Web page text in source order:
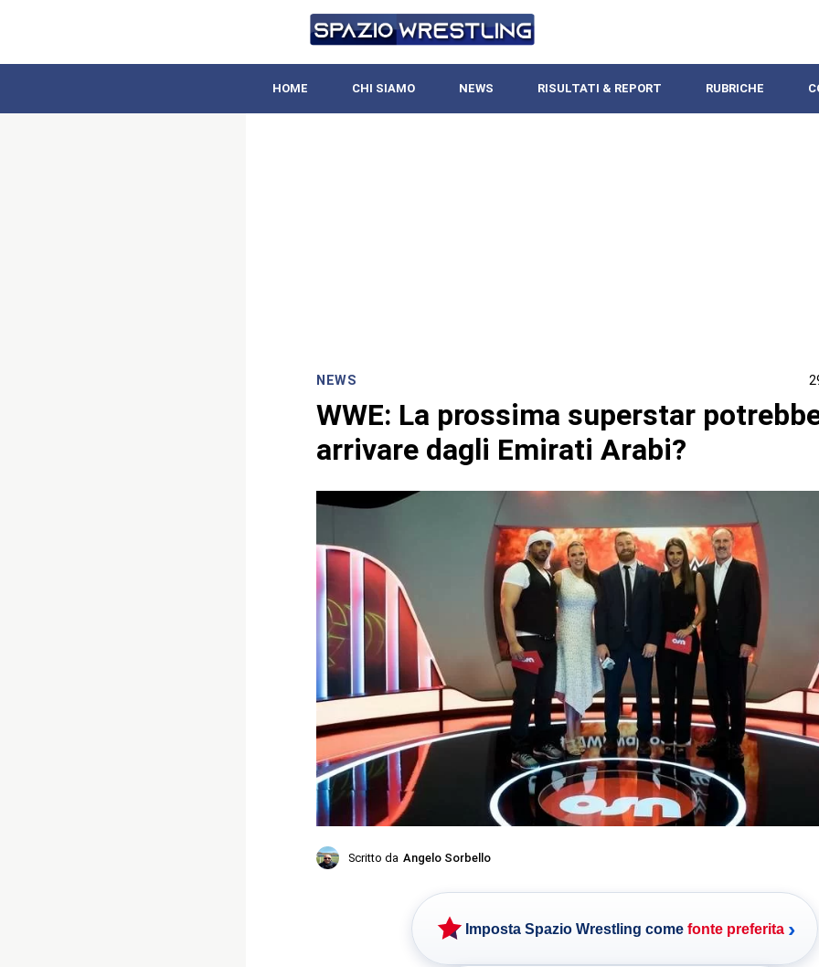
HOME CHI SIAMO NEWS RISULTATI & REPORT RUBRICHE
NEWS
WWE: La prossima superstar
arrivare dagli Emirati Arabi?
Scritto da Angelo Sorbello
Imposta Spazio Wrestling come fonte preferita ›